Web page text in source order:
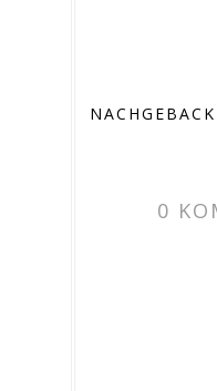
0